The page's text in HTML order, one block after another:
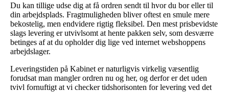
Du kan tillige udse dig at få ordren sendt til hvor du bor eller til
din arbejdsplads. Fragtmuligheden bliver oftest en smule mere
bekostelig, men endvidere rigtig fleksibel. Den mest prisbevidste
slags levering er utvivlsomt at hente pakken selv, som desværre
betinges af at du opholder dig lige ved internet webshoppens
arbejdslager.
Leveringstiden på Kabinet er naturligvis virkelig væsentlig
forudsat man mangler ordren nu og her, og derfor er det uden
tvivl fornuftigt at vi checker tidshorisonten for levering ved det